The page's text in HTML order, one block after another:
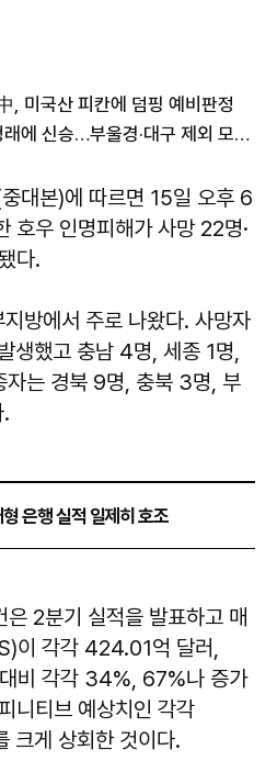
, 미국산 피칸에 덤핑 예비판정
김민석, 강원·경북서 정청래에 신승…부울경·대구 제외 모두 웃었다 外
대본)에 따르면 15일 오후 6
호우 인명피해가 사망 22명·
다.
방에서 주로 나왔다. 사망자
생했고 충남 4명, 세종 1명,
자는 경북 9명, 충북 3명, 부
은행 실적 일제히 호조
2분기 실적을 발표하고 매
이 각각 424.01억 달러,
비 각각 34%, 67%나 증가
니티브 예상치인 각각
게 상회한 것이다.